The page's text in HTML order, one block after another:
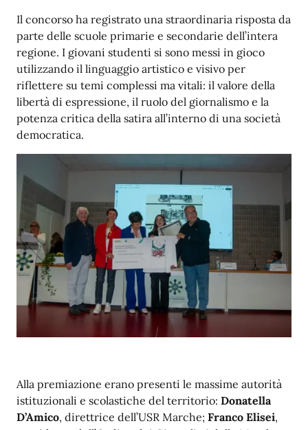
Il concorso ha registrato una straordinaria risposta da
parte delle scuole primarie e secondarie dell’intera
regione. I giovani studenti si sono messi in gioco
utilizzando il linguaggio artistico e visivo per
riflettere su temi complessi ma vitali: il valore della
libertà di espressione, il ruolo del giornalismo e la
potenza critica della satira all’interno di una società
democratica.
Alla premiazione erano presenti le massime autorità
istituzionali e scolastiche del territorio: Donatella
D’Amico, direttrice dell’USR Marche; Franco Elisei,